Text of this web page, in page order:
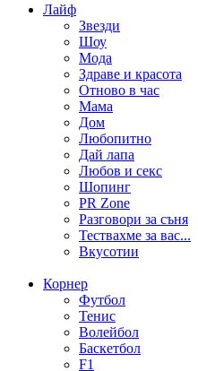
Лайф
Звезди
Шоу
Мода
Здраве и красота
Отново в час
Мама
Дом
Любопитно
Дай лапа
Любов и секс
Шопинг
PR Zone
Разговори за съня
Тествахме за вас...
Вкусотии
Корнер
Футбол
Тенис
Волейбол
Баскетбол
F1